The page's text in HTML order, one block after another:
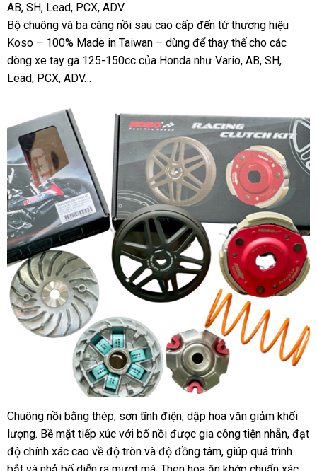
AB, SH, Lead, PCX, ADV…
Bộ chuông và ba càng nồi sau cao cấp đến từ thương hiệu
Koso – 100% Made in Taiwan – dùng để thay thế cho các
dòng xe tay ga 125-150cc của Honda như Vario, AB, SH,
Lead, PCX, ADV…
Chuông nồi bằng thép, sơn tĩnh điện, dập hoa văn giảm khối
lượng. Bề mặt tiếp xúc với bố nồi được gia công tiện nhẵn, đạt
độ chính xác cao về độ tròn và độ đồng tâm, giúp quá trình